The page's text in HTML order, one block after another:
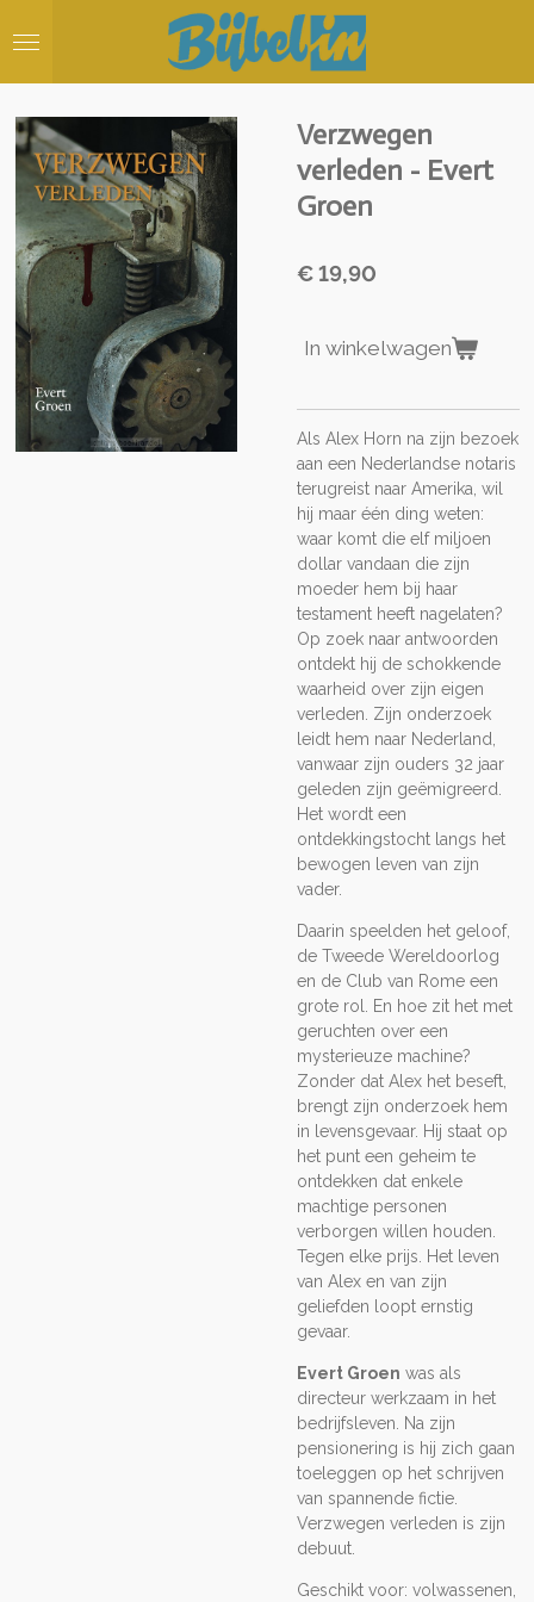
direct
hoofdinhoud
Verzwegen
verleden - Evert
Groen
€ 19,90
In winkelwagen
Als Alex Horn na zijn bezoek
aan een Nederlandse notaris
terugreist naar Amerika, wil
hij maar één ding weten:
waar komt die elf miljoen
dollar vandaan die zijn
moeder hem bij haar
testament heeft nagelaten?
Op zoek naar antwoorden
ontdekt hij de schokkende
waarheid over zijn eigen
verleden. Zijn onderzoek
leidt hem naar Nederland,
vanwaar zijn ouders 32 jaar
geleden zijn geëmigreerd.
Het wordt een
ontdekkingstocht langs het
bewogen leven van zijn
vader.
Daarin speelden het geloof,
de Tweede Wereldoorlog
en de Club van Rome een
grote rol. En hoe zit het met
geruchten over een
mysterieuze machine?
Zonder dat Alex het beseft,
brengt zijn onderzoek hem
in levensgevaar. Hij staat op
het punt een geheim te
ontdekken dat enkele
machtige personen
verborgen willen houden.
Tegen elke prijs. Het leven
van Alex en van zijn
geliefden loopt ernstig
gevaar.
Evert Groen was als
directeur werkzaam in het
bedrijfsleven. Na zijn
pensionering is hij zich gaan
toeleggen op het schrijven
van spannende fictie.
Verzwegen verleden is zijn
debuut.
Geschikt voor: volwassenen,